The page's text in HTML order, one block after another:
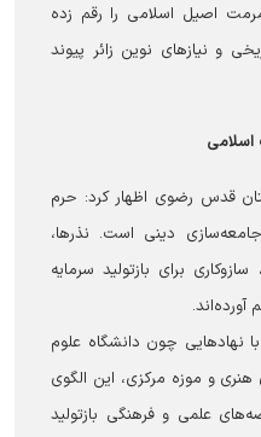
اصیل اسلامی را رقم زده
و نیازهای نوین زائر پیوند
قدس رضوی اظهار کرد: حرم
دینی است. نذرها،
برای بازتولید سرمایه
نهادهایی چون دانشگاه علوم
و موزه مرکزی، این الگوی
علمی و فرهنگی بازتولید